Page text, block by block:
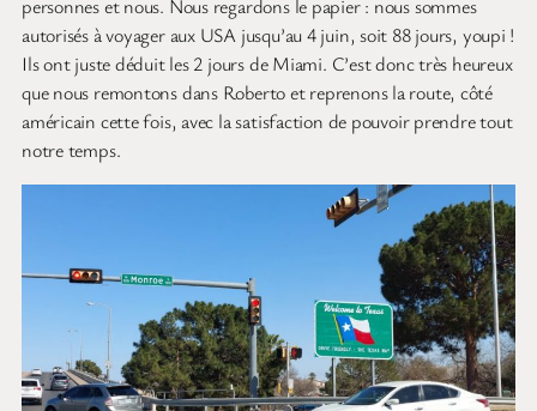
personnes et nous. Nous regardons le papier : nous sommes
autorisés à voyager aux USA jusqu’au 4 juin, soit 88 jours, youpi !
Ils ont juste déduit les 2 jours de Miami. C’est donc très heureux
que nous remontons dans Roberto et reprenons la route, côté
américain cette fois, avec la satisfaction de pouvoir prendre tout
notre temps.